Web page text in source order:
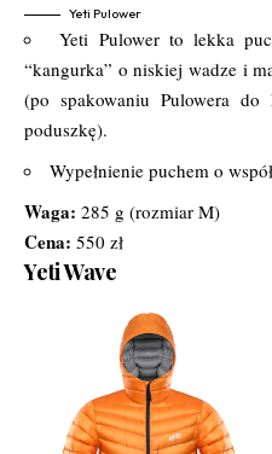
Yeti Pulower
Yeti Pulower to lekka
“kangurka” o niskiej wadze i
(po spakowaniu Pulowera
poduszkę).
Wypełnienie puchem o
Waga: 285 g (rozmiar M)
Cena: 550 zł
Yeti Wave